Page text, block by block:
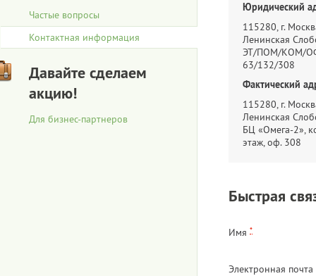
Частые вопросы
Контактная информация
Давайте сделаем
акцию!
Для бизнес-партнеров
Юридический
115280, г.
Ленинская
ЭТ/ПОМ/КОМ/
63/132/308
Фактический
115280, г.
Ленинская
БЦ «Омега-2»,
этаж, оф. 308
Быстрая
*
Имя
Электронная почта